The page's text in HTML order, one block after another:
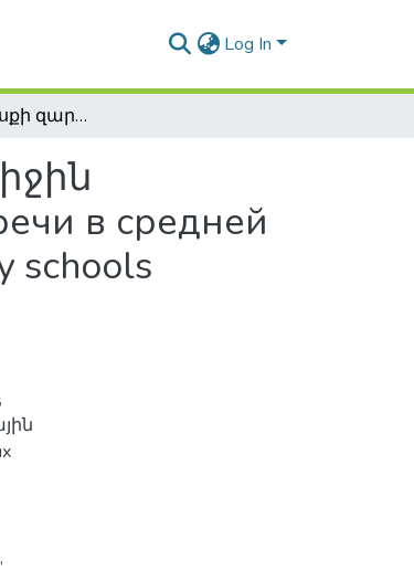
Log In
Բանավոր խոսքի զարգացման հիմնախնդիրը միջին դպրոցում / Основные проблемы развития устной речи в средней школе / Oral speech development problem in secondary schools
в средней
schools